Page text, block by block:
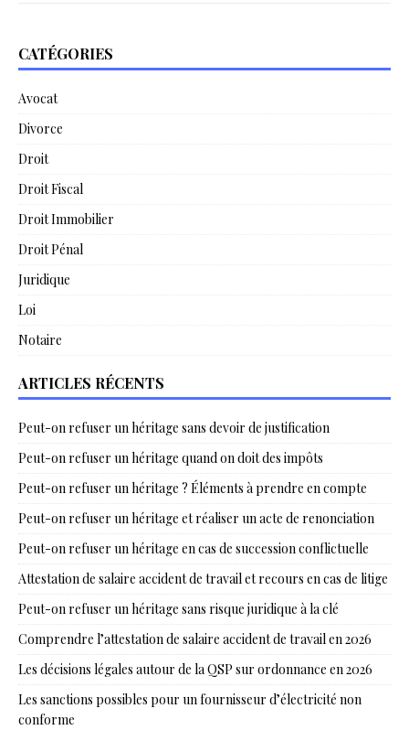
CATÉGORIES
Avocat
Divorce
Droit
Droit Fiscal
Droit Immobilier
Droit Pénal
Juridique
Loi
Notaire
ARTICLES RÉCENTS
Peut-on refuser un héritage sans devoir de justification
Peut-on refuser un héritage quand on doit des impôts
Peut-on refuser un héritage ? Éléments à prendre en compte
Peut-on refuser un héritage et réaliser un acte de renonciation
Peut-on refuser un héritage en cas de succession conflictuelle
Attestation de salaire accident de travail et recours en cas de litige
Peut-on refuser un héritage sans risque juridique à la clé
Comprendre l’attestation de salaire accident de travail en 2026
Les décisions légales autour de la QSP sur ordonnance en 2026
Les sanctions possibles pour un fournisseur d’électricité non
conforme